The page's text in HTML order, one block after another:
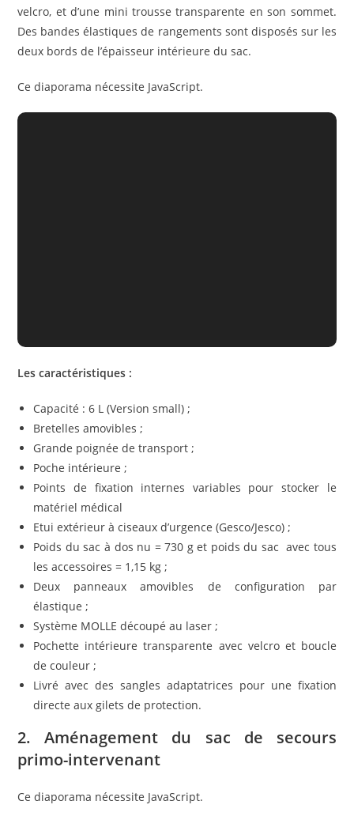
velcro, et d’une mini trousse transparente en son sommet.
Des bandes élastiques de rangements sont disposés sur les
deux bords de l’épaisseur intérieure du sac.
Ce diaporama nécessite JavaScript.
Les caractéristiques :
Capacité : 6 L (Version small) ;
Bretelles amovibles ;
Grande poignée de transport ;
Poche intérieure ;
Points de fixation internes variables pour stocker le
matériel médical
Etui extérieur à ciseaux d’urgence (Gesco/Jesco) ;
Poids du sac à dos nu = 730 g et poids du sac avec tous
les accessoires = 1,15 kg ;
Deux panneaux amovibles de configuration par
élastique ;
Système MOLLE découpé au laser ;
Pochette intérieure transparente avec velcro et boucle
de couleur ;
Livré avec des sangles adaptatrices pour une fixation
directe aux gilets de protection.
2. Aménagement du sac de secours
primo-intervenant
Ce diaporama nécessite JavaScript.